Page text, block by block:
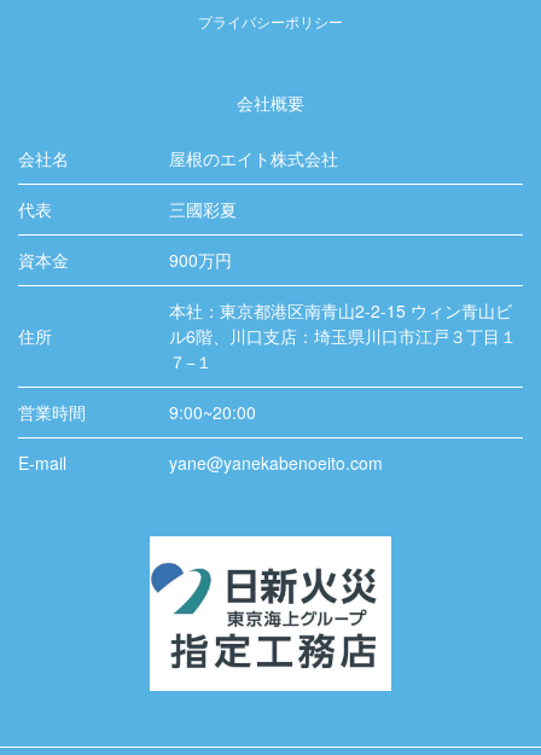
プライバシーポリシー
会社概要
会社名 屋根のエイト株式会社
代表 三國彩夏
資本金 900万円
住所
本社：東京都港区南青山2-2-15 ウィン青山ビ
ル6階、川口支店：埼玉県川口市江戸３丁目１
７−１
営業時間 9:00~20:00
E-mail yane@yanekabenoeito.com